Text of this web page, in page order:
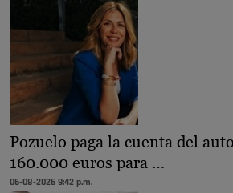
Pozuelo paga la cuenta del
160.000 euros para …
06-08-2026 9:42 p.m.